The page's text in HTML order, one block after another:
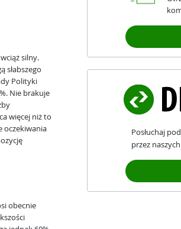
silny.
słabszego
Polityki
Nie brakuje
więcej niż to
oczekiwania
obecnie
Posłuchaj
przez